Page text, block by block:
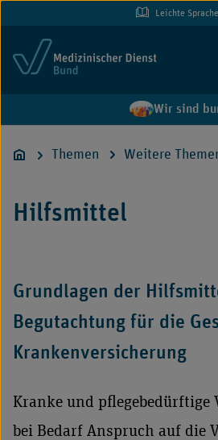
Leichte Sprache
Wir sind
Themen Weitere
Hilfsmittel
Grundlagen der
Begutachtung für die
Krankenversicherung
Kranke und pflegebedürftige
bei Bedarf Anspruch auf die